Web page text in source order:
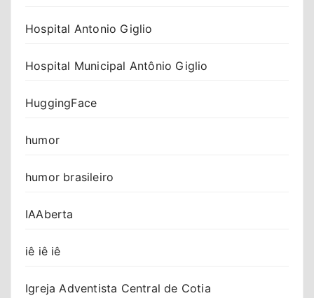
Hospital Antonio Giglio
Hospital Municipal Antônio Giglio
HuggingFace
humor
humor brasileiro
IAAberta
iê iê iê
Igreja Adventista Central de Cotia